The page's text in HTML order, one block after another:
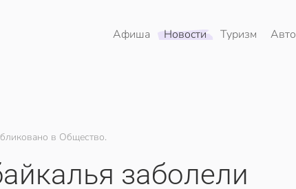
Афиша Новости Туризм Авто
в Общество.
заболели